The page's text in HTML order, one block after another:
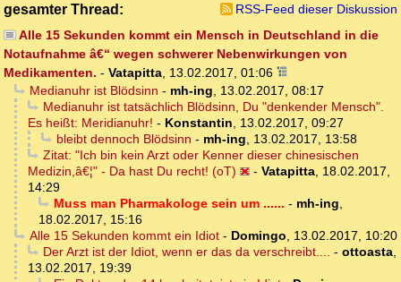
gesamter Thread:
RSS-Feed dieser Diskussion
Alle 15 Sekunden kommt ein Mensch in Deutschland in die
Notaufnahme â€“ wegen schwerer Nebenwirkungen von
Medikamenten. - Vatapitta, 13.02.2017, 01:06
Medianuhr ist Blödsinn - mh-ing, 13.02.2017, 08:17
Medianuhr ist tatsächlich Blödsinn, Du "denkender Mensch".
Es heißt: Meridianuhr! - Konstantin, 13.02.2017, 09:27
bleibt dennoch Blödsinn - mh-ing, 13.02.2017, 13:58
Zitat: "Ich bin kein Arzt oder Kenner dieser chinesischen
Medizin,â€¦" - Da hast Du recht! (oT)
- Vatapitta, 18.02.2017,
14:29
Muss man Pharmakologe sein um ...... - mh-ing,
18.02.2017, 15:16
Alle 15 Sekunden kommt ein Idiot- Domingo, 13.02.2017, 10:20
Der Arzt ist der Idiot, wenn er das da verschreibt.... - ottoasta,
13.02.2017, 19:39